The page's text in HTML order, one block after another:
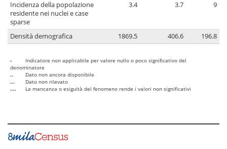
Incidenza della popolazione
residente nei nuclei e case
sparse
3.4 3.7 9
Densità demografica 1869.5 406.6 196.8
-
Indicatore non applicabile per valore nullo o poco significativo del
denominatore
..
Dato non ancora disponibile
...
Dato non rilevato
....
La mancanza o esiguità del fenomeno rende i valori non significativi